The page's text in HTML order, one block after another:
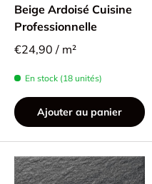
Beige Ardoisé Cuisine
Professionnelle
€24,90 / m²
En stock (18 unités)
Ajouter au panier